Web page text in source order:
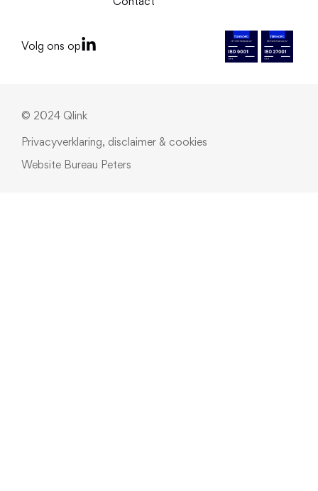
Contact
Volg ons op
© 2024 Qlink
Privacyverklaring, disclaimer & cookies
Website Bureau Peters